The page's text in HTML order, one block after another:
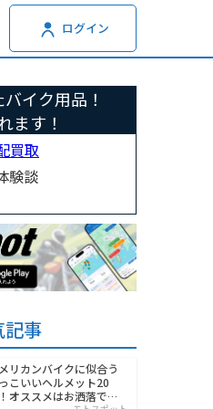
ログイン
イク用品！
ます！
買取
験談
記事
リカンバイクに似合う
こいいヘルメット20
オススメはお洒落でワ